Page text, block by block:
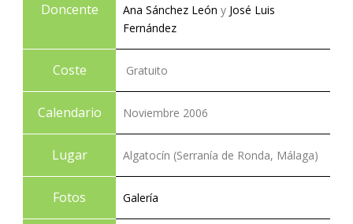
Doncente Ana Sánchez León y José Luis
Fernández
Coste Gratuito
Calendario Noviembre 2006
Lugar Algatocín (Serranía de Ronda, Málaga)
Fotos Galería